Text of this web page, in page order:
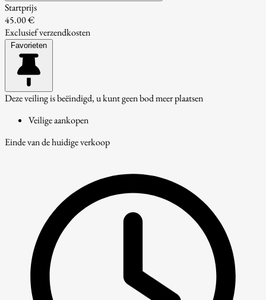
Startprijs
45.00 €
Exclusief verzendkosten
Favorieten
Deze veiling is beëindigd, u kunt geen bod meer plaatsen
Veilige aankopen
Einde van de huidige verkoop